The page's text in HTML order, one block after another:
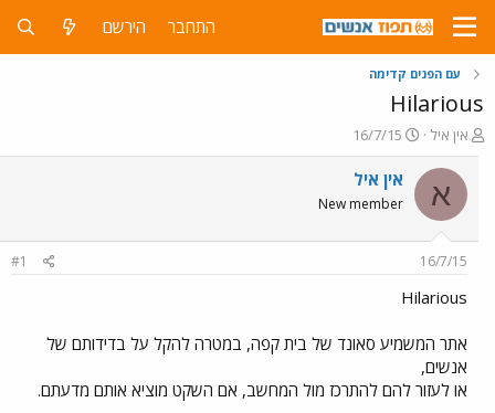
התחבר הירשם
עם הפנים קדימה
Hilarious
פ
ו
ת
ח
ה
ש
א
אין איל
פ
ו
ר
ם
ר
16/7/15
א אין איל
New member
16/7/15
#1
Hilarious
אתר המשמיע סאונד של בית קפה, במטרה להקל על בדידותם של
אנשים,
או לעזור להם להתרכז מול המחשב, אם השקט מוציא אותם מדעתם.